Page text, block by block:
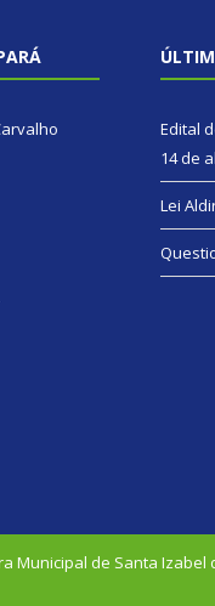
Edital
14 de
Lei
Municipal de Santa Izabel